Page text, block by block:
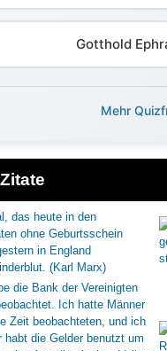
Gotthold
Mehr